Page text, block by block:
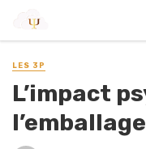
LES 3P
L’impact